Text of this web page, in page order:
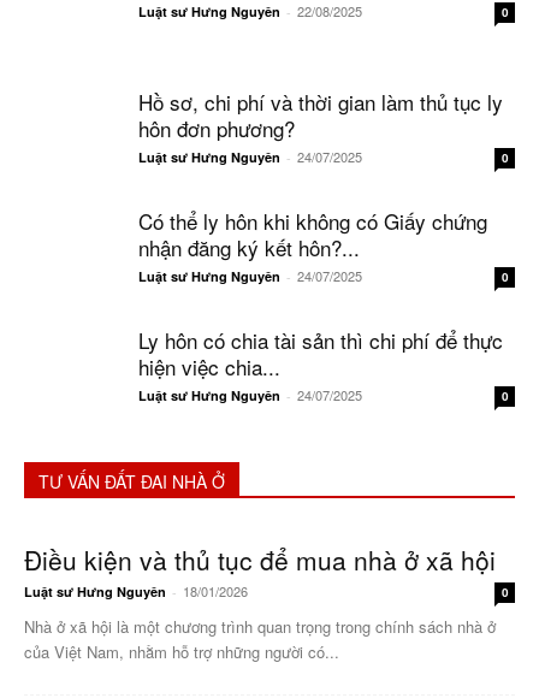
Luật sư Hưng Nguyên - 22/08/2025 0
Hồ sơ, chi phí và thời gian làm thủ tục ly
hôn đơn phương?
Luật sư Hưng Nguyên - 24/07/2025 0
Có thể ly hôn khi không có Giấy chứng
nhận đăng ký kết hôn?...
Luật sư Hưng Nguyên - 24/07/2025 0
Ly hôn có chia tài sản thì chi phí để thực
hiện việc chia...
Luật sư Hưng Nguyên - 24/07/2025 0
TƯ VẤN ĐẤT ĐAI NHÀ Ở
Điều kiện và thủ tục để mua nhà ở xã hội
Luật sư Hưng Nguyên - 18/01/2026 0
Nhà ở xã hội là một chương trình quan trọng trong chính sách nhà ở
của Việt Nam, nhằm hỗ trợ những người có...